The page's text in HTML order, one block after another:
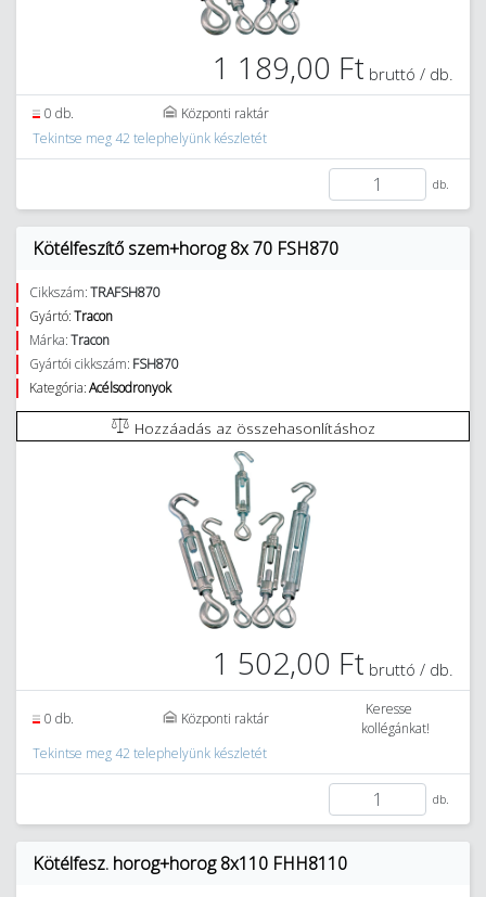
1 189,00 Ft bruttó / db.
0 db.
Központi raktár
Tekintse meg 42 telephelyünk készletét
db.
Kötélfeszítő szem+horog 8x 70 FSH870
Cikkszám:TRAFSH870
Gyártó:Tracon
Márka:Tracon
Gyártói cikkszám: FSH870
Kategória:Acélsodronyok
Hozzáadás az összehasonlításhoz
1 502,00 Ft bruttó / db.
0 db. Központi raktár
Keresse
kollégánkat!
Tekintse meg 42 telephelyünk készletét
db.
Kötélfesz. horog+horog 8x110 FHH8110